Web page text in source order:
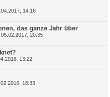
14:16
das ganze Jahr über
05.02.2017, 20:35
13:22
18:33